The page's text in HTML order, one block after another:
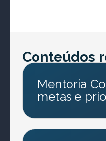
Conteúdos
Mentoria
metas e